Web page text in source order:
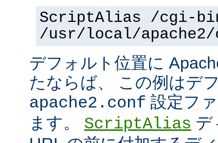
ScriptAlias /cgi-
/usr/local/
デフォルト位置に
たならば、 この例はデ
apache2.conf 設定フ
ます。 ScriptAlias デ